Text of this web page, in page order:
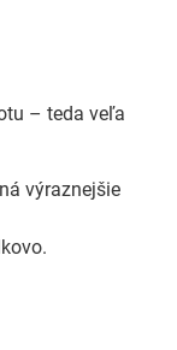
– teda veľa
výraznejšie